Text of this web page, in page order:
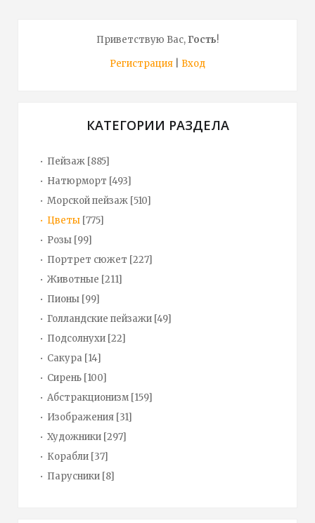
Приветствую Вас,Гость!
Регистрация
Вход
КАТЕГОРИИ РАЗДЕЛА
Пейзаж [885]
Натюрморт [493]
Морской пейзаж [510]
Цветы [775]
Розы [99]
Портрет сюжет [227]
Животные [211]
Пионы [99]
Голландские пейзажи [49]
Подсолнухи [22]
Сакура [14]
Сирень [100]
Абстракционизм [159]
Изображения [31]
Художники [297]
Корабли [37]
Парусники [8]